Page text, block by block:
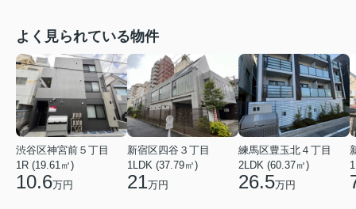
よく見られている物件
渋谷区神宮前５丁目
1R (19.61㎡)
10.6万円
新宿区四谷３丁目
1LDK (37.79㎡)
21万円
練馬区豊玉北４丁目
2LDK (60.37㎡)
26.5万円